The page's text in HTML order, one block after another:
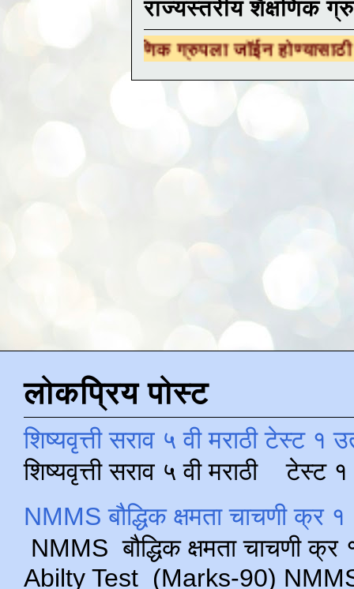
राज्यस्तरीय शैक्षणिक
ग्रुपला जॉईन होण्यासाठीयेथे क्लिक
लोकप्रिय पोस्ट
शिष्यवृत्ती सराव ५ वी मराठी टेस्ट १
शिष्यवृत्ती सराव ५ वी मराठी टेस्ट
NMMS बौद्धिक क्षमता चाचणी क्र
NMMS बौद्धिक क्षमता चाचणी
Abilty Test (Marks-90) NMMS